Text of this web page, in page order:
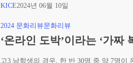
정
했
강
야
의
KICE2024년 06월 10일
‘온
라
2024 문화리뷰문화리뷰
‘온라인 도박’이라는 ‘가짜
고3 남학생의 경우, 한 반 30명 중 약 7명